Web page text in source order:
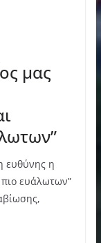
μας
ευθύνης η
ευάλωτων”